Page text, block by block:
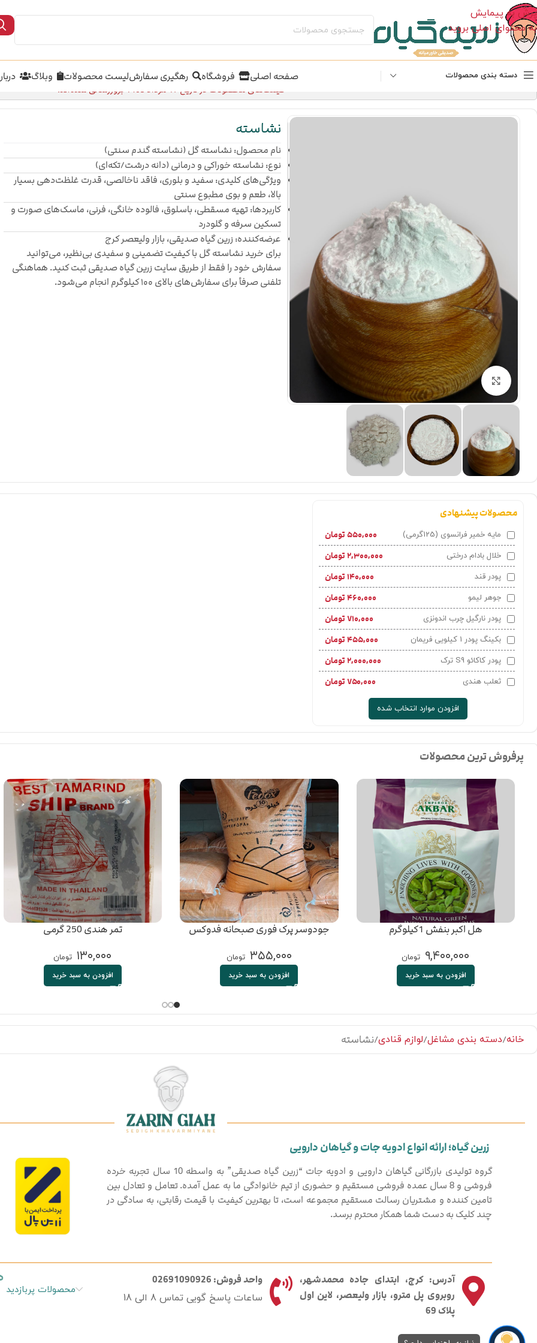
پرش به پیمایش
به محتوای اصلی بروید
دسته بندی محصولات صفحه اصلی فروشگاه رهگیری سفارشلیست محصولات وبلاگ
قیمت‌های محصولات در تاریخ 17 مرداد 1405 بروزرسانی شده‌اند.
بزرگنمایی تصویر
نشاسته
نام محصول: نشاسته گل (نشاسته گندم سنتی)
نوع: نشاسته خوراکی و درمانی (دانه درشت/تکه‌ای)
ویژگی‌های کلیدی: سفید و بلوری، فاقد ناخالصی، قدرت غلظت‌دهی بسیار
بالا، طعم و بوی مطبوع سنتی
کاربردها: تهیه مسقطی، باسلوق، فالوده خانگی، فرنی، ماسک‌های صورت و
تسکین سرفه و گلودرد
عرضه‌کننده: زرین گیاه صدیقی، بازار ولیعصر کرج
برای خرید نشاسته گل با کیفیت تضمینی و سفیدی بی‌نظیر، می‌توانید
سفارش خود را فقط از طریق سایت زرین گیاه صدیقی ثبت کنید. هماهنگی
تلفنی صرفاً برای سفارش‌های بالای ۱۰۰ کیلوگرم انجام می‌شود.
محصولات پیشنهادی
مایه خمیر فرانسوی (125گرمی) ۵۵۰,۰۰۰ تومان
خلال بادام درختی ۲,۳۰۰,۰۰۰ تومان
پودر قند ۱۴۰,۰۰۰ تومان
جوهر لیمو ۴۶۰,۰۰۰ تومان
پودر نارگیل چرب اندونزی ۷۱۰,۰۰۰ تومان
بکینگ پودر 1 کیلویی فریمان ۴۵۵,۰۰۰ تومان
پودر کاکائو S9 ترک ۲,۰۰۰,۰۰۰ تومان
ثعلب هندی ۷۵۰,۰۰۰ تومان
افزودن موارد انتخاب شده
پرفروش ترین محصولات
هل اکبر بنفش 1کیلوگرم
۹,۴۰۰,۰۰۰ تومان
افزودن به سبد خرید
جودوسر پرک فوری صبحانه فدوکس
۳۵۵,۰۰۰ تومان
افزودن به سبد خرید
تمر هندی 250 گرمی
۱۳۰,۰۰۰ تومان
افزودن به سبد خرید
خانه دسته بندی مشاغل لوازم قنادی نشاسته
زرین گیاه؛ ارائه انواع ادویه جات و گیاهان دارویی
گروه تولیدی بازرگانی گیاهان دارویی و ادویه جات “زرین گیاه صدیقی” به واسطه 10 سال تجربه خرده
فروشی و 8 سال عمده فروشی مستقیم و حضوری از تیم خانوادگی ما به عمل آمده. تعامل و تعادل بین
تامین کننده و مشتریان رسالت مستقیم مجموعه است، تا بهترین کیفیت با قیمت رقابتی، به سادگی در
چند کلیک به دست شما همکار محترم برسد.
آدرس: کرج، ابتدای جاده محمدشهر،
روبروی پل مترو، بازار ولیعصر، لاین اول
پلاک 69
واحد فروش: 02691090926
ساعات پاسخ گویی تماس 8 الی 18
محصولات پربازدید